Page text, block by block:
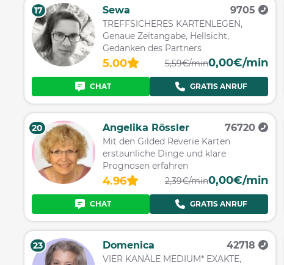
17 Sewa 9705
TREFFSICHERES KARTENLEGEN,
Genaue Zeitangabe, Hellsicht,
Gedanken des Partners
5.00 5,59€/min0,00€/min
CHAT GRATIS ANRUF
20 Angelika Rössler 76720
Mit den Gilded Reverie Karten
erstaunliche Dinge und klare
Prognosen erfahren
4.96 2,39€/min0,00€/min
CHAT GRATIS ANRUF
23 Domenica 42718
VIER KANÄLE MEDIUM* EXAKTE,